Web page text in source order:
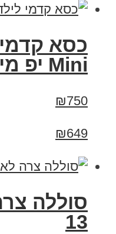
Mini יפ מיני יאפ
₪750
₪649
13